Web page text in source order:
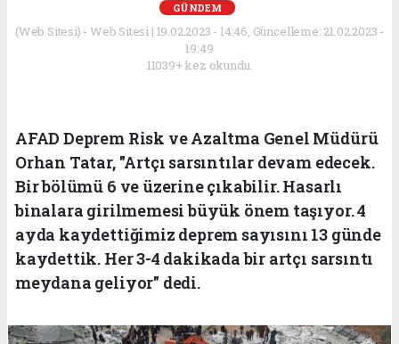
GÜNDEM
(Web Sitesi) - Web Sitesi | 19.02.2023 - 14:46, Güncelleme: 21.02.2023 -
19:49
11039+ kez okundu.
AFAD Deprem Risk ve Azaltma Genel Müdürü
Orhan Tatar, "Artçı sarsıntılar devam edecek.
Bir bölümü 6 ve üzerine çıkabilir. Hasarlı
binalara girilmemesi büyük önem taşıyor. 4
ayda kaydettiğimiz deprem sayısını 13 günde
kaydettik. Her 3-4 dakikada bir artçı sarsıntı
meydana geliyor" dedi.